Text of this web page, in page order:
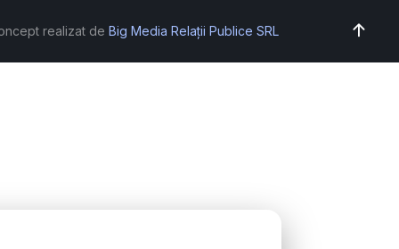
realizat de Big Media Relații Publice SRL